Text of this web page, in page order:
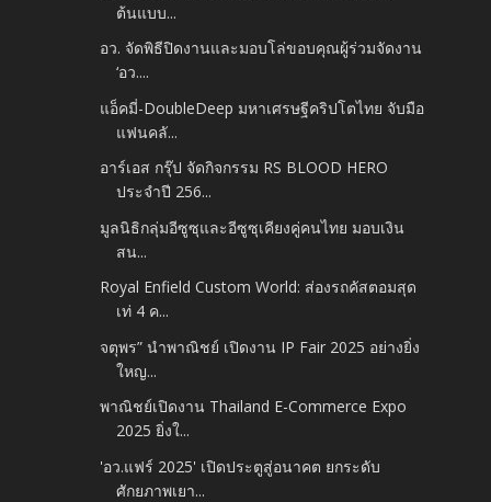
ต้นแบบ...
อว. จัดพิธีปิดงานและมอบโล่ขอบคุณผู้ร่วมจัดงาน
‘อว....
แอ็คมี่-DoubleDeep มหาเศรษฐีคริปโตไทย จับมือ
แฟนคลั...
อาร์เอส กรุ๊ป จัดกิจกรรม RS BLOOD HERO
ประจำปี 256...
มูลนิธิกลุ่มอีซูซุและอีซูซุเคียงคู่คนไทย มอบเงิน
สน...
Royal Enfield Custom World: ส่องรถคัสตอมสุด
เท่ 4 ค...
จตุพร” นำพาณิชย์ เปิดงาน IP Fair 2025 อย่างยิ่ง
ใหญ...
พาณิชย์เปิดงาน Thailand E-Commerce Expo
2025 ยิ่งใ...
'อว.แฟร์ 2025' เปิดประตูสู่อนาคต ยกระดับ
ศักยภาพเยา...